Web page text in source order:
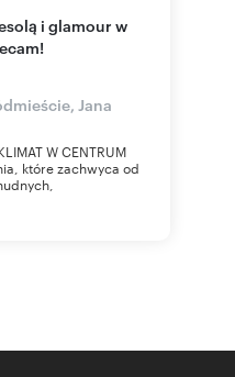
Jana
W CENTRUM
które zachwyca od